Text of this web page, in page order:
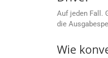
Auf jeden Fall.
die
Wie